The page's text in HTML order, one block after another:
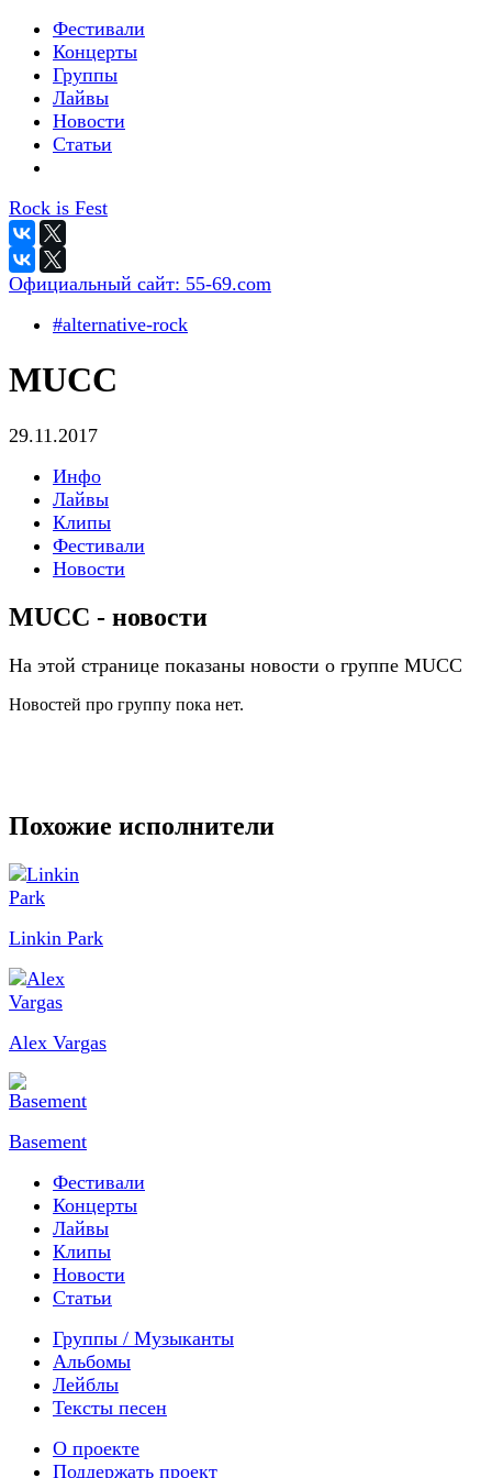
Фестивали
Концерты
Группы
Лайвы
Новости
Статьи
Rock is Fest
Официальный сайт: 55-69.com
#alternative-rock
MUCC
29.11.2017
Инфо
Лайвы
Клипы
Фестивали
Новости
MUCC - новости
На этой странице показаны новости о группе MUCC
Новостей про группу пока нет.
Похожие исполнители
Linkin Park
Alex Vargas
Basement
Фестивали
Концерты
Лайвы
Клипы
Новости
Статьи
Группы / Музыканты
Альбомы
Лейблы
Тексты песен
О проекте
Поддержать проект